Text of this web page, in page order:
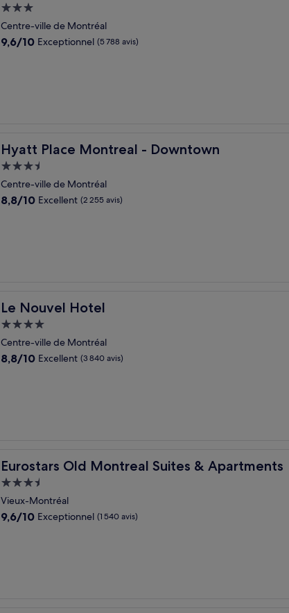
Hébergement
3.0 étoiles
Centre-ville de Montréal
9.6
9,6/10 Exceptionnel (5 788 avis)
Hyatt Place Montreal - Downtown
Hyatt Place Montreal - Downtown
Hébergement
3.5 étoiles
Centre-ville de Montréal
8.8
8,8/10 Excellent (2 255 avis)
Le Nouvel Hotel
Le Nouvel Hotel
Hébergement
4.0 étoiles
Centre-ville de Montréal
8.8
8,8/10 Excellent (3 840 avis)
Eurostars Old Montreal Suites & Apartments
Eurostars Old Montreal Suites & Apartments
Hébergement
3.5 étoiles
Vieux-Montréal
9.6
9,6/10 Exceptionnel (1 540 avis)